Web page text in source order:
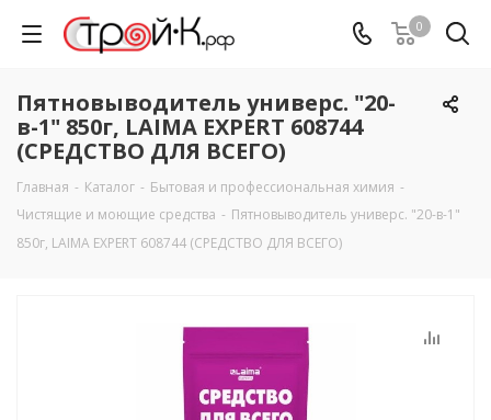
0
Пятновыводитель универс. "20-
в-1" 850г, LAIMA EXPERT 608744
(СРЕДСТВО ДЛЯ ВСЕГО)
Главная - Каталог - Бытовая и профессиональная химия -
Чистящие и моющие средства - Пятновыводитель универс. "20-в-1"
850г, LAIMA EXPERT 608744 (СРЕДСТВО ДЛЯ ВСЕГО)